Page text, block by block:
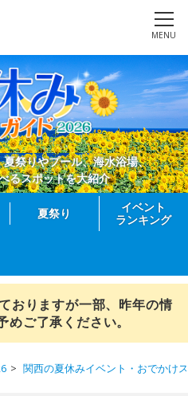
MENU
祭りやプール、海水浴場、
るスポットを大紹介
夏祭り
イベント
ランキング
おりますが一部、昨年の情
ご了承ください。
関西の夏休みイベント・おでかけ